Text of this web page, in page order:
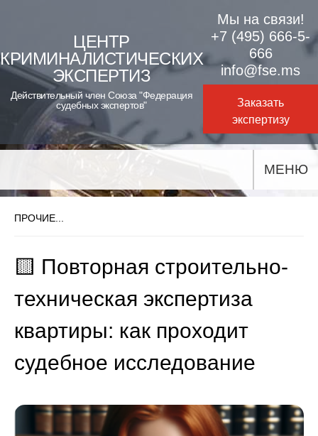
content
ЦЕНТР
КРИМИНАЛИСТИЧЕСКИХ
ЭКСПЕРТИЗ
Действительный член Союза "Федерация
судебных экспертов"
Мы на связи!
+7 (495) 666-5-
666
info@fse.ms
Заказать
экспертизу
МЕНЮ
ПРОЧИЕ...
🟨 Повторная строительно-
техническая экспертиза
квартиры: как проходит
судебное исследование